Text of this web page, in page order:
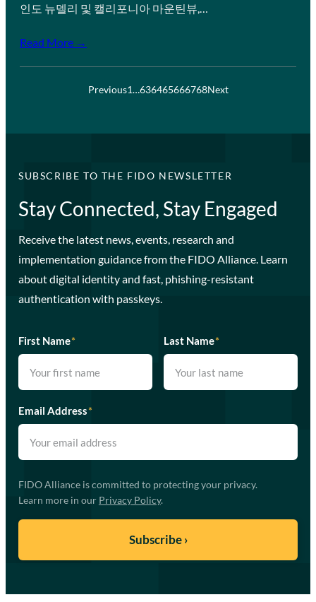
인도 뉴델리 및 캘리포니아 마운틴뷰,…
Read More →
Previous1…636465666768Next
SUBSCRIBE TO THE FIDO NEWSLETTER
Stay Connected, Stay Engaged
Receive the latest news, events, research and
implementation guidance from the FIDO Alliance. Learn
about digital identity and fast, phishing-resistant
authentication with passkeys.
First Name* Last Name*
Email Address*
FIDO Alliance is committed to protecting your privacy.
Learn more in our Privacy Policy.